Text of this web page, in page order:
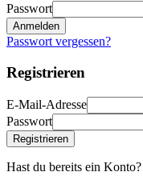
Passwort
Anmelden
Passwort vergessen?
Registrieren
E-Mail-Adresse
Passwort
Registrieren
Hast du bereits ein Konto?